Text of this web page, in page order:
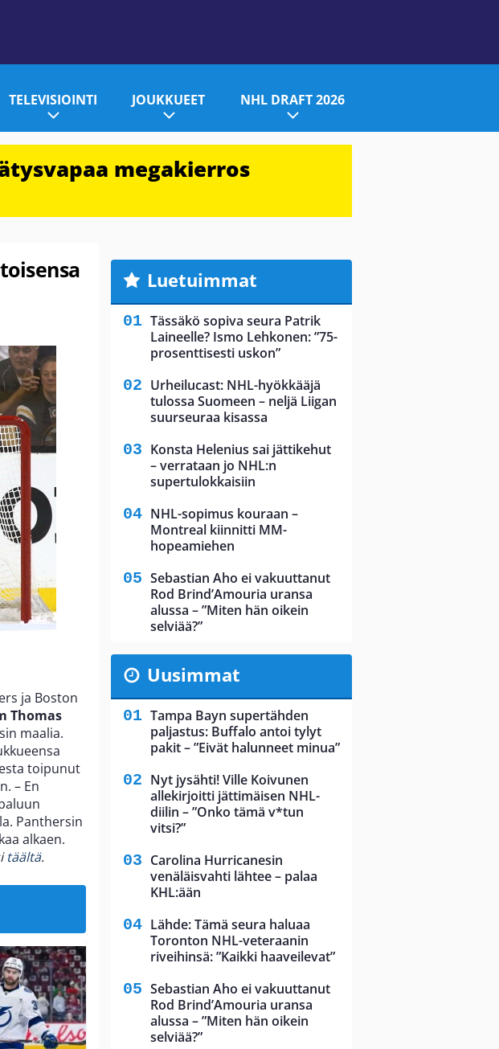
TELEVISIOINTI JOUKKUEET NHL DRAFT 2026
megakierros
ja Boston
Thomas
maalia.
toipunut
– En
Panthersin
alkaen.
täältä.
Luetuimmat
Tässäkö sopiva seura Patrik
Laineelle? Ismo Lehkonen: ”75-
prosenttisesti uskon”
Urheilucast: NHL-hyökkääjä
tulossa Suomeen – neljä Liigan
suurseuraa kisassa
Konsta Helenius sai jättikehut
– verrataan jo NHL:n
supertulokkaisiin
NHL-sopimus kouraan –
Montreal kiinnitti MM-
hopeamiehen
Sebastian Aho ei vakuuttanut
Rod Brind’Amouria uransa
alussa – ”Miten hän oikein
selviää?”
Uusimmat
Tampa Bayn supertähden
paljastus: Buffalo antoi tylyt
pakit – ”Eivät halunneet minua”
Nyt jysähti! Ville Koivunen
allekirjoitti jättimäisen NHL-
diilin – ”Onko tämä v*tun
vitsi?”
Carolina Hurricanesin
venäläisvahti lähtee – palaa
KHL:ään
Lähde: Tämä seura haluaa
Toronton NHL-veteraanin
riveihinsä: ”Kaikki haaveilevat”
Sebastian Aho ei vakuuttanut
Rod Brind’Amouria uransa
alussa – ”Miten hän oikein
selviää?”